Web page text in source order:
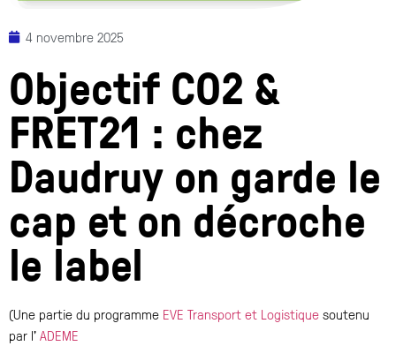
4 novembre 2025
Objectif CO2 &
FRET21 : chez
Daudruy on garde le
cap et on décroche
le label
(Une partie du programme EVE Transport et Logistiquesoutenu
par l’ADEME